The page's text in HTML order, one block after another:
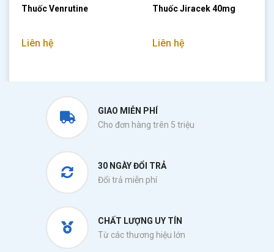
Thuốc Venrutine
Liên hệ
Thuốc Jiracek 40mg
Liên hệ
GIAO MIỄN PHÍ
Cho đơn hàng trên 5 triệu
30 NGÀY ĐỔI TRẢ
Đổi trả miễn phí
CHẤT LƯỢNG UY TÍN
Từ các thương hiệu lớn